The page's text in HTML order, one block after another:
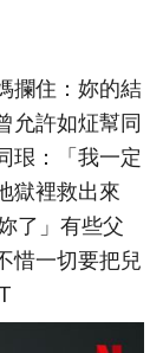
攔住：妳的結
允許如炡幫同
珢：「我一定
獄裡救出來
了」有些父
惜一切要把兒